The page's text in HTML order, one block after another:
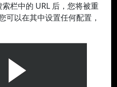
栏中的 URL 后，您将被重
可以在其中设置任何配置，